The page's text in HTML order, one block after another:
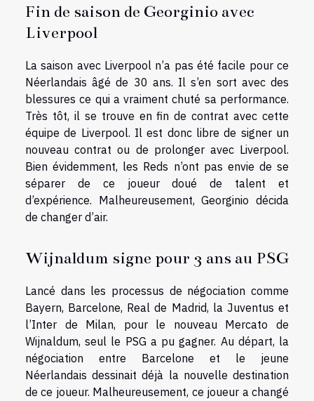
Fin de saison de Georginio avec
Liverpool
La saison avec Liverpool n’a pas été facile pour ce
Néerlandais âgé de 30 ans. Il s’en sort avec des
blessures ce qui a vraiment chuté sa performance.
Très tôt, il se trouve en fin de contrat avec cette
équipe de Liverpool. Il est donc libre de signer un
nouveau contrat ou de prolonger avec Liverpool.
Bien évidemment, les Reds n’ont pas envie de se
séparer de ce joueur doué de talent et
d’expérience. Malheureusement, Georginio décida
de changer d’air.
Wijnaldum signe pour 3 ans au PSG
Lancé dans les processus de négociation comme
Bayern, Barcelone, Real de Madrid, la Juventus et
l’Inter de Milan, pour le nouveau Mercato de
Wijnaldum, seul le PSG a pu gagner. Au départ, la
négociation entre Barcelone et le jeune
Néerlandais dessinait déjà la nouvelle destination
de ce joueur. Malheureusement, ce joueur a changé